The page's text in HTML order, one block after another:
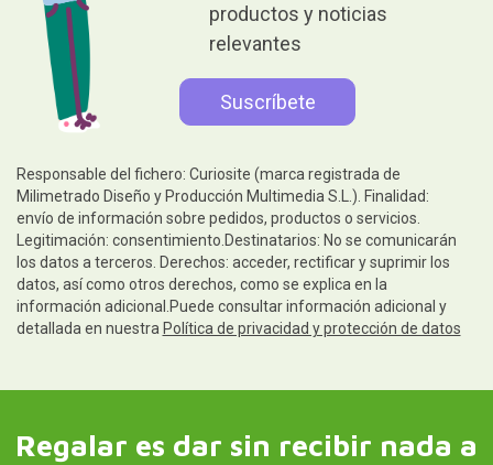
productos y noticias
relevantes
Responsable del fichero: Curiosite (marca registrada de
Milimetrado Diseño y Producción Multimedia S.L.). Finalidad:
envío de información sobre pedidos, productos o servicios.
Legitimación: consentimiento.Destinatarios: No se comunicarán
los datos a terceros. Derechos: acceder, rectificar y suprimir los
datos, así como otros derechos, como se explica en la
información adicional.Puede consultar información adicional y
detallada en nuestra Política de privacidad y protección de datos
Regalar es dar sin recibir nada a